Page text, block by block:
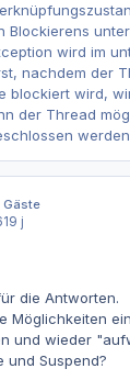
Blockierens
wird im
nachdem der
blockiert wird,
der Thread
Gäste
19 j
die Antworten.
Möglichkeiten
und wieder
und Suspend?